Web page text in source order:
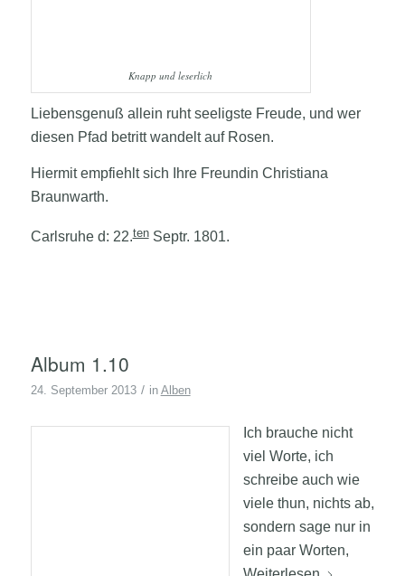
Knapp und leserlich
Liebensgenuß allein ruht seeligste Freude, und wer
diesen Pfad betritt wandelt auf Rosen.
Hiermit empfiehlt sich Ihre Freundin Christiana
Braunwarth.
Carlsruhe d: 22.tenSeptr. 1801.
Album 1.10
24. September 2013 / in Alben
Ich brauche nicht
viel Worte, ich
schreibe auch wie
viele thun, nichts ab,
sondern sage nur in
ein paar Worten,